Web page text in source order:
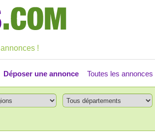
annonces !
Déposer une annonce Toutes les annonces